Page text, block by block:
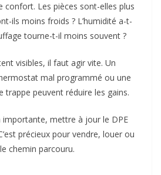
confort. Les pièces sont-elles plus
ils moins froids ? L’humidité a-t-
tourne-t-il moins souvent ?
visibles, il faut agir vite. Un
mal programmé ou une
trappe peuvent réduire les gains.
importante, mettre à jour le DPE
précieux pour vendre, louer ou
chemin parcouru.